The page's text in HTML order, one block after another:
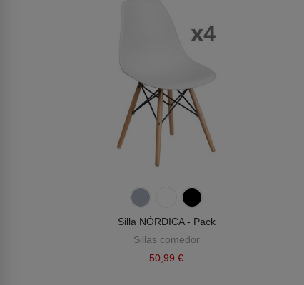
Silla NÓRDICA - Pack
Sillas comedor
50,99 €